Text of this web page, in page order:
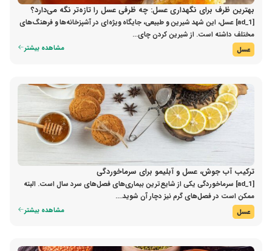
بهترین ظرف برای نگهداری عسل: چه ظرفی عسل را تازه‌تر نگه می‌دارد؟
[ad_1] عسل، این شهد شیرین و طبیعی، جایگاه ویژه‌ای در آشپزخانه‌ها و فرهنگ‌های
مختلف داشته است. از شیرین کردن چای...
عسل مشاهده بیشتر
ترکیب آب جوش، عسل و آبلیمو برای سرماخوردگی
[ad_1] سرماخوردگی یکی از شایع‌ترین بیماری‌های فصل‌های سرد سال است. البته
ممکن است در فصل‌های گرم نیز دچار آن شوید....
عسل مشاهده بیشتر